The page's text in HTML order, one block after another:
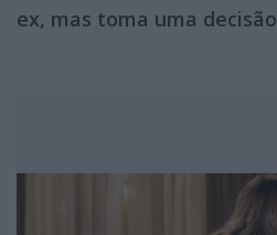
ex, mas toma uma decisão